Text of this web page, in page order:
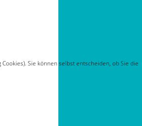
Sie können selbst entscheiden, ob Sie die